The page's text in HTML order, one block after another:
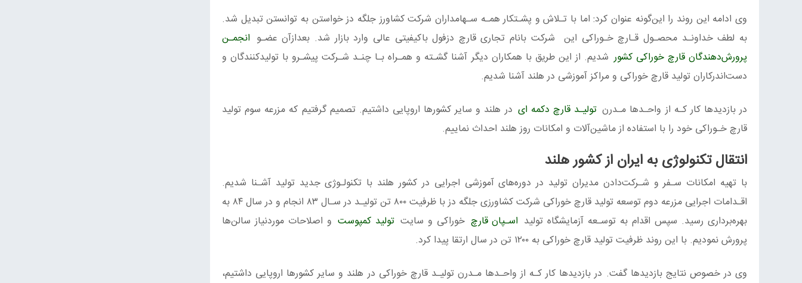
وی ادامه این روند را این‌گونه عنوان کرد: اما با تـلاش و پشـتکار همـه سـهامداران شرکت کشاورز جلگه دز خواستن به توانستن تبدیل شد.
به لطف خداونـد محصـول قـارچ خـوراکی این شرکت بانام تجاری قارچ دزفول باکیفیتی عالی وارد بازار شد. بعدازآن عضـو انجمـن
پرورش‌دهندگان قارچ خوراکی کشور شدیم. از این طریق با همکاران دیگر آشنا گشـته و همـراه بـا چنـد شـرکت پیشـرو با تولیدکنندگان و
دست‌اندرکاران تولید قارچ خوراکی و مراکز آموزشی در هلند آشنا شدیم.
در بازدیدها کار کـه از واحـدها مـدرن تولیـد قارچ دکمه ای در هلند و سایر کشورها اروپایی داشتیم. تصمیم گرفتیم که مزرعه سوم تولید
قارچ خـوراکی خود را با استفاده از ماشین‌آلات و امکانات روز هلند احداث نماییم.
انتقال تکنولوژی به ایران از کشور هلند
با تهیه امکانات سـفر و شـرکت‌دادن مدیران تولید در دوره‌های آموزشی اجرایی در کشور هلند با تکنولـوژی جدید تولید آشـنا شدیم.
اقـدامات اجرایی مزرعه دوم توسعه تولید قارچ خوراکی شرکت کشاورزی جلگه دز با ظرفیت ۸۰۰ تن تولیـد در سـال ۸۳ انجام و در سال ۸۴ به
بهره‌برداری رسید. سپس اقدام به توسـعه آزمایشگاه تولید اسـپان قارچ خوراکی و سایت تولید کمپوست و اصلاحات موردنیاز سالن‌ها
پرورش نمودیم. با این روند ظرفیت تولید قارچ خوراکی به ۱۲۰۰ تن در سال ارتقا پیدا کرد.
وی در خصوص نتایج بازدیدها گفت. در بازدیدها کار کـه از واحـدها مـدرن تولیـد قارچ خوراکی در هلند و سایر کشورها اروپایی داشتیم،